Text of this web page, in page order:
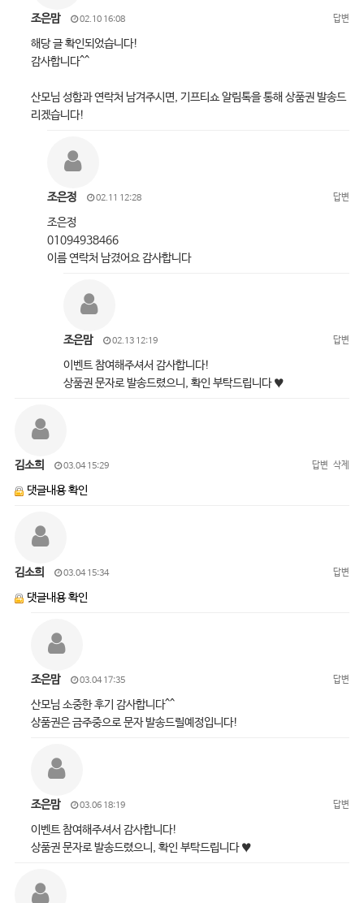
조은맘 02.10 16:08 답변
해당 글 확인되었습니다!
감사합니다^^
산모님 성함과 연락처 남겨주시면, 기프티쇼 알림톡을 통해 상품권 발송드
리겠습니다!
조은정 02.11 12:28 답변
조은정
01094938466
이름 연락처 남겼어요 감사합니다
조은맘 02.13 12:19 답변
이벤트 참여해주셔서 감사합니다!
상품권 문자로 발송드렸으니, 확인 부탁드립니다 ♥
김소희 03.04 15:29 답변 삭제
댓글내용 확인
김소희 03.04 15:34 답변
댓글내용 확인
조은맘 03.04 17:35 답변
산모님 소중한 후기 감사합니다^^
상품권은 금주중으로 문자 발송드릴예정입니다!
조은맘 03.06 18:19 답변
이벤트 참여해주셔서 감사합니다!
상품권 문자로 발송드렸으니, 확인 부탁드립니다 ♥